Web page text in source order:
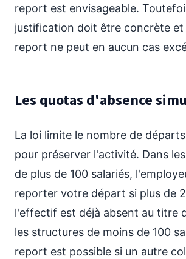
report est envisageable.
justification doit être concrète et
report ne peut en aucun cas
Les quotas d'absence
La loi limite le nombre de
pour préserver l'activité. Dans
de plus de 100 salariés,
reporter votre départ si plus de
l'effectif est déjà absent au titre
les structures de moins de 100
report est possible si un autre